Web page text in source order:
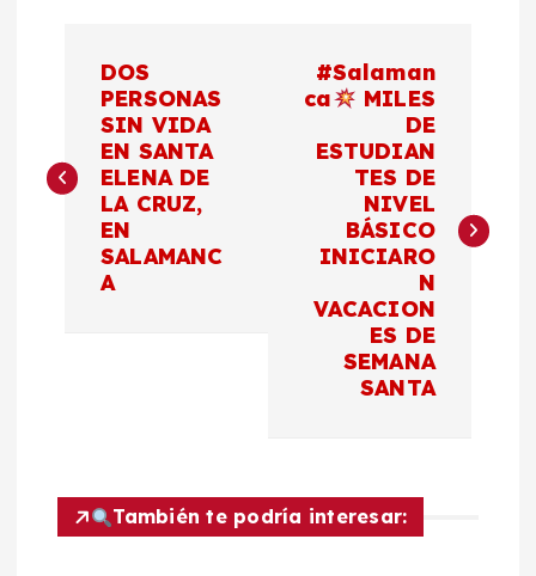
v
ó
DOS
PERSONAS
SIN VIDA
EN SANTA
ELENA DE
LA CRUZ,
EN
SALAMANC
A
#Salaman
ca
MILES
DE
ESTUDIAN
TES DE
NIVEL
BÁSICO
INICIARO
N
VACACION
ES DE
SEMANA
SANTA
También te podría interesar: